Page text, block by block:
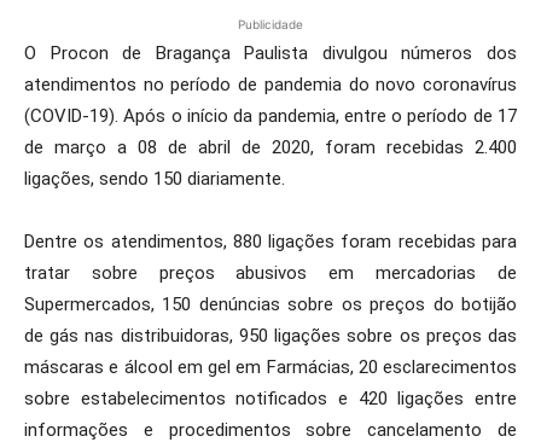
Publicidade
O Procon de Bragança Paulista divulgou números dos
atendimentos no período de pandemia do novo coronavírus
(COVID-19). Após o início da pandemia, entre o período de 17
de março a 08 de abril de 2020, foram recebidas 2.400
ligações, sendo 150 diariamente.
Dentre os atendimentos, 880 ligações foram recebidas para
tratar sobre preços abusivos em mercadorias de
Supermercados, 150 denúncias sobre os preços do botijão
de gás nas distribuidoras, 950 ligações sobre os preços das
máscaras e álcool em gel em Farmácias, 20 esclarecimentos
sobre estabelecimentos notificados e 420 ligações entre
informações e procedimentos sobre cancelamento de